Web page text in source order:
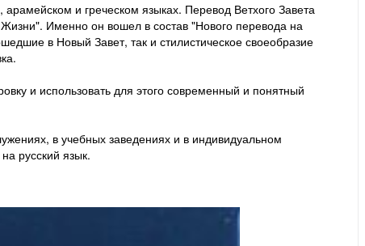
и греческом языках. Перевод Ветхого Завета
Именно он вошел в состав "Нового перевода на
в Новый Завет, так и стилистическое своеобразие
и использовать для этого современный и понятный
в учебных заведениях и в индивидуальном
русский язык.